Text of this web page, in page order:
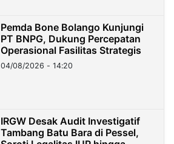
Pemda Bone Bolango Kunjungi
PT BNPG, Dukung Percepatan
Operasional Fasilitas Strategis
04/08/2026 - 14:20
IRGW Desak Audit Investigatif
Tambang Batu Bara di Pessel,